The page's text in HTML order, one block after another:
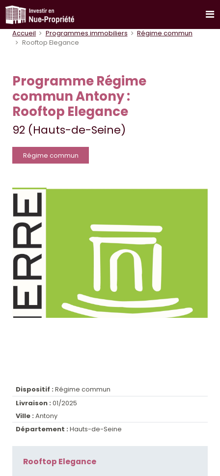
Accueil Programmes immobiliers
Régime commun
Rooftop Elegance
Programme Régime
commun Antony :
Rooftop Elegance
92 (Hauts-de-Seine)
Régime commun
Dispositif : Régime commun
Livraison : 01/2025
Ville : Antony
Département : Hauts-de-Seine
Rooftop Elegance